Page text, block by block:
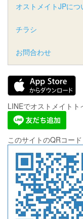
オストメイトJPにつ
チラシ
お問合わせ
LINEでオストメイトト
このサイトのQRコード